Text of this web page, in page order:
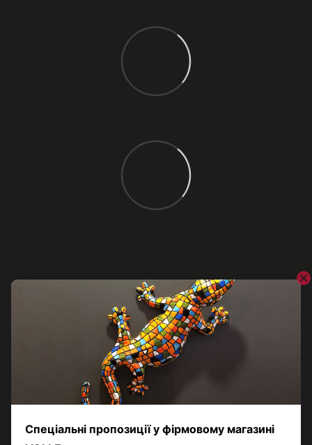
Додайте перший відгук
Написати відгук